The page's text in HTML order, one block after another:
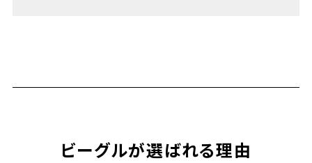
ビーグルが選ばれる理由